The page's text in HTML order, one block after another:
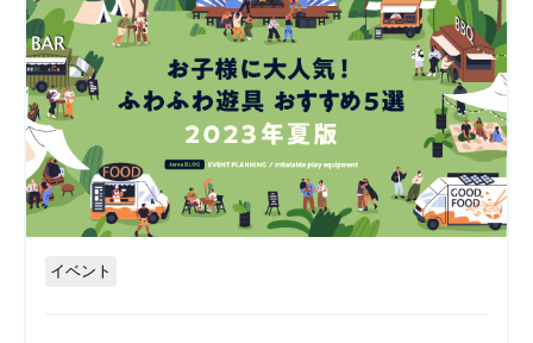
イベント